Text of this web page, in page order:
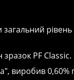
рівень
PF Classic.
виробив 0,60%